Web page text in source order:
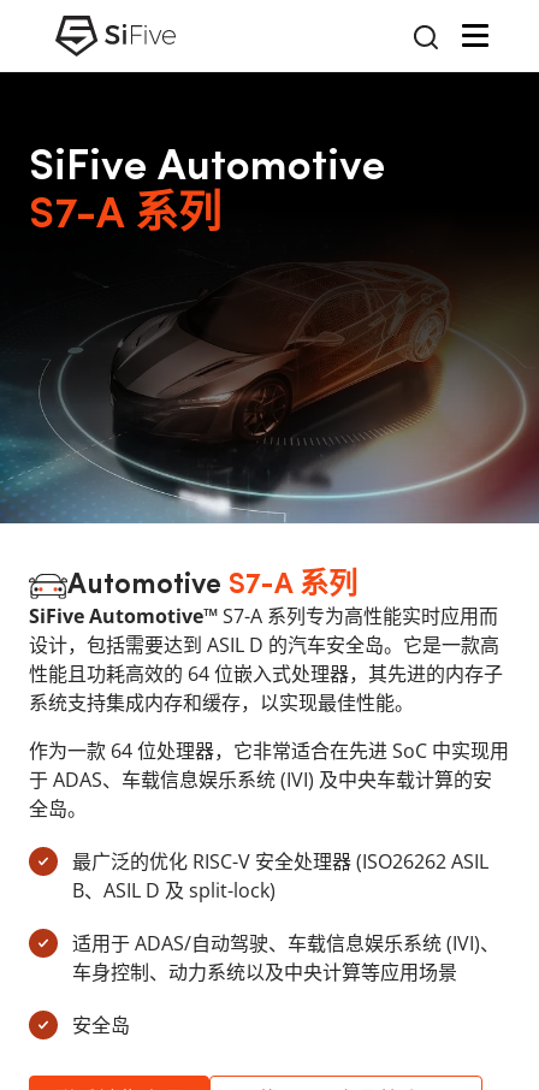
SiFive Automotive
S7-A 系列
Automotive S7-A 系列
SiFive Automotive™S7-A 系列专为高性能实时应用而
设计，包括需要达到 ASIL D 的汽车安全岛。它是一款高
性能且功耗高效的 64 位嵌入式处理器，其先进的内存子
系统支持集成内存和缓存，以实现最佳性能。
作为一款 64 位处理器，它非常适合在先进 SoC 中实现用
于 ADAS、车载信息娱乐系统 (IVI) 及中央车载计算的安
全岛。
最广泛的优化 RISC-V 安全处理器 (ISO26262 ASIL
B、ASIL D 及 split-lock)
适用于 ADAS/自动驾驶、车载信息娱乐系统 (IVI)、
车身控制、动力系统以及中央计算等应用场景
安全岛